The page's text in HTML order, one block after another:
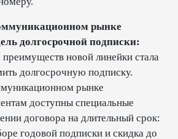
рынке
долгосрочной подписки:
новой линейки стала
долгосрочную подписку.
рынке
доступны специальные
договора на длительный срок:
годовой подписки и скидка до